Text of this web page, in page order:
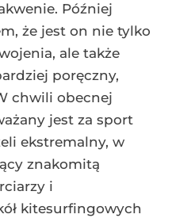
Później
że jest on nie tylko
ale także
poręczny,
chwili obecnej
jest za sport
ekstremalny, w
znakomitą
i
kitesurfingowych